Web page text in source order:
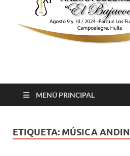
Festival el
MENÚ PRINCIPAL
ETIQUETA: MÚSICA